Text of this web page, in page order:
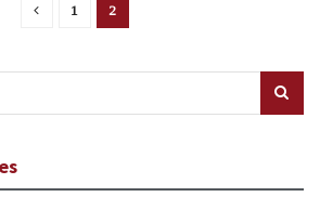
1 2